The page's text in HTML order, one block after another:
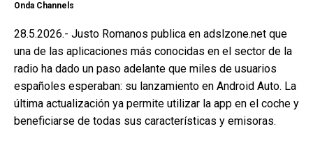
Onda Channels
28.5.2026.- Justo Romanos publica en adslzone.net que
una de las aplicaciones más conocidas en el sector de la
radio ha dado un paso adelante que miles de usuarios
españoles esperaban: su lanzamiento en Android Auto. La
última actualización ya permite utilizar la app en el coche y
beneficiarse de todas sus características y emisoras.